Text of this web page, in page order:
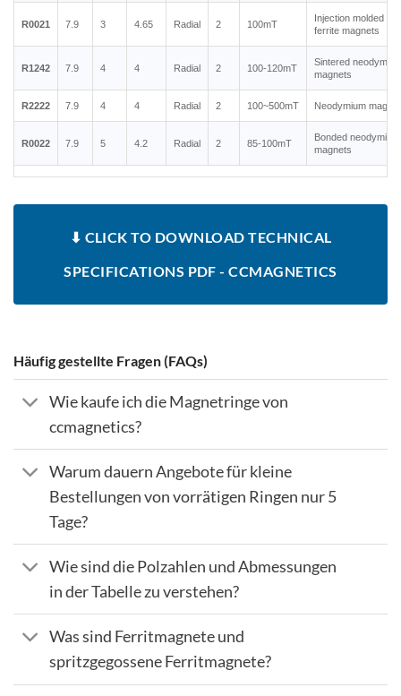
R0021 7.9 3 4.65 Radial 2 100mT
Injection molded
ferrite magnets
R1242 7.9 4 4 Radial 2 100-120mT
Sintered
magnets
R2222 7.9 4 4 Radial 2 100~500mT Neodymium
R0022 7.9 5 4.2 Radial 2 85-100mT
Bonded neodymium
magnets
⬇ CLICK TO DOWNLOAD TECHNICAL
SPECIFICATIONS PDF - CCMAGNETICS
Häufig gestellte Fragen (FAQs)
Wie kaufe ich die Magnetringe von
ccmagnetics?
Warum dauern Angebote für kleine
Bestellungen von vorrätigen Ringen nur 5
Tage?
Wie sind die Polzahlen und Abmessungen
in der Tabelle zu verstehen?
Was sind Ferritmagnete und
spritzgegossene Ferritmagnete?